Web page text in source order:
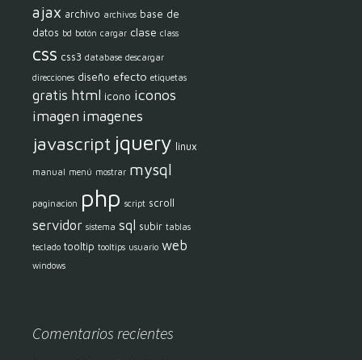
ajax archivo archivos base de
datos bd botón cargar clase class
css css3 database descargar
direcciones diseño efecto etiquetas
gratis html icono iconos
imagen imagenes
javascript jquery linux
manual menú mostrar mysql
paginacion php script scroll
servidor sistema sql subir tablas
teclado tooltip tooltips usuario web
windows
Comentarios recientes